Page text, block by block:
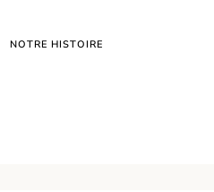
NOTRE HISTOIRE